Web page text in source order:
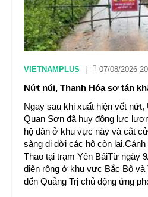
VIETNAMPLUS 07/08/2026
Nứt núi, Thanh Hóa sơ tán
Ngay sau khi xuất hiện vết nứt,
Quan Sơn đã huy động lực
hộ dân ở khu vực này và cắt
sàng di dời các hộ còn
Thao tại trạm Yên BáiTừ ngày
diện rộng ở khu vực Bắc Bộ và
đến Quảng Trị chủ động ứng